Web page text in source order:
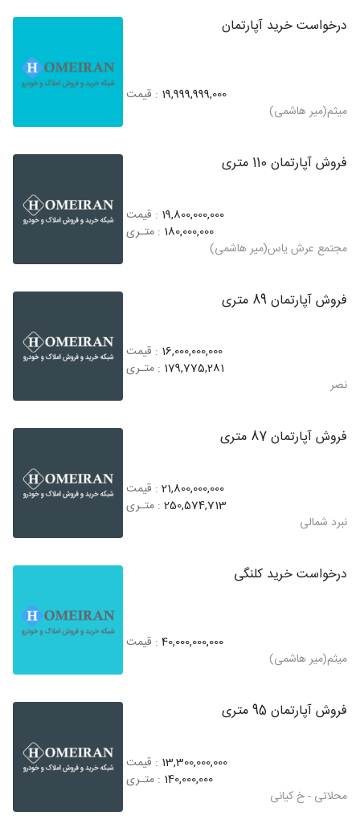
درخواست خرید آپارتمان
19,999,999,000 : قیمت
میثم(میر هاشمی)
فروش آپارتمان 110 متری
19,800,000,000 : قیمت
180,000,000 : متـری
مجتمع عرش یاس(میر هاشمی)
فروش آپارتمان 89 متری
16,000,000,000 : قیمت
179,775,281 : متـری
نصر
فروش آپارتمان 87 متری
21,800,000,000 : قیمت
250,574,713 : متـری
نبرد شمالی
درخواست خرید کلنگی
40,000,000,000 : قیمت
میثم(میر هاشمی)
فروش آپارتمان 95 متری
13,300,000,000 : قیمت
140,000,000 : متـری
محلاتی - خ کیانی